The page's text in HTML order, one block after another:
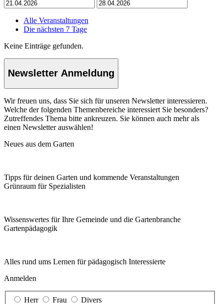
Alle Veranstaltungen
Die nächsten 7 Tage
Keine Einträge gefunden.
Newsletter Anmeldung
Wir freuen uns, dass Sie sich für unseren Newsletter interessieren.
Welche der folgenden Themenbereiche interessiert Sie besonders?
Zutreffendes Thema bitte ankreuzen. Sie können auch mehr als
einen Newsletter auswählen!
Neues aus dem Garten
Tipps für deinen Garten und kommende Veranstaltungen
Grünraum für Spezialisten
Wissenswertes für Ihre Gemeinde und die Gartenbranche
Garten­pädagogik
Alles rund ums Lernen für pädagogisch Interessierte
Anmelden
Herr Frau
Divers